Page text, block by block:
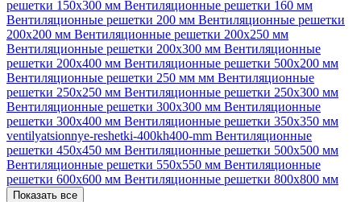
решетки 150х300 мм Вентиляционные решетки 160 мм
Вентиляционные решетки 200 мм Вентиляционные решетки
200х200 мм Вентиляционные решетки 200х250 мм
Вентиляционные решетки 200х300 мм Вентиляционные
решетки 200х400 мм Вентиляционные решетки 500х200 мм
Вентиляционные решетки 250 мм мм Вентиляционные
решетки 250х250 мм Вентиляционные решетки 250х300 мм
Вентиляционные решетки 300х300 мм Вентиляционные
решетки 300х400 мм Вентиляционные решетки 350х350 мм
ventilyatsionnye-reshetki-400kh400-mm Вентиляционные
решетки 450х450 мм Вентиляционные решетки 500х500 мм
Вентиляционные решетки 550х550 мм Вентиляционные
решетки 600х600 мм Вентиляционные решетки 800х800 мм
Показать все